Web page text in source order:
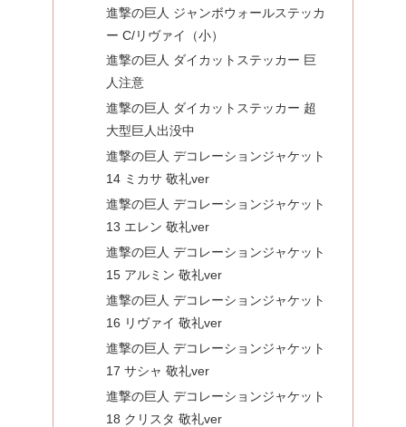
進撃の巨人 ジャンボウォールステッカ
ー C/リヴァイ（小）
進撃の巨人 ダイカットステッカー 巨
人注意
進撃の巨人 ダイカットステッカー 超
大型巨人出没中
進撃の巨人 デコレーションジャケット
14 ミカサ 敬礼ver
進撃の巨人 デコレーションジャケット
13 エレン 敬礼ver
進撃の巨人 デコレーションジャケット
15 アルミン 敬礼ver
進撃の巨人 デコレーションジャケット
16 リヴァイ 敬礼ver
進撃の巨人 デコレーションジャケット
17 サシャ 敬礼ver
進撃の巨人 デコレーションジャケット
18 クリスタ 敬礼ver